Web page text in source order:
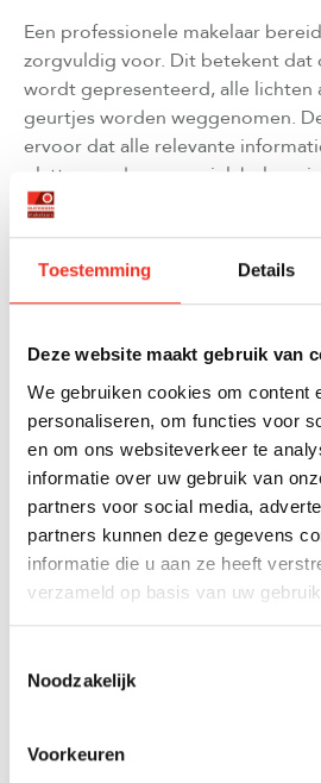
Toestemming Details
Deze website maakt gebruik van
We gebruiken cookies om content
personaliseren, om functies voor
en om ons websiteverkeer te
informatie over uw gebruik van
partners voor social media,
partners kunnen deze gegevens
informatie die u aan ze heeft
verzameld op basis van uw
Noodzakelijk
Voorkeuren
Een professionele makelaar
zorgvuldig voor. Dit betekent dat
wordt gepresenteerd, alle lichten
geurtjes worden weggenomen.
ervoor dat alle relevante
plattegronden, energielabels en
buurt en voorzieningen.
gastheer en
de woning getoond, maar ook
mogelijkheden die de woning
makelaar peilt ook subtiel de
en kan inschatten of er serieuze
zitten. Na afloop krijgen
informatiepakket met alle
HOE ONDERHANDELT EEN
VERKOOP VAN UW
Een verkoopmakelaar voert
tegenvoorstellen te formuleren en
dat niet alleen de prijs, maar ook
financiering, ontbindende